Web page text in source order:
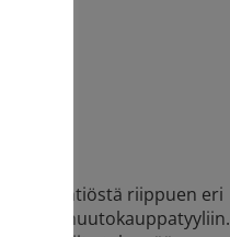
lainayhtiöstä riippuen eri
huutokauppatyyliin.